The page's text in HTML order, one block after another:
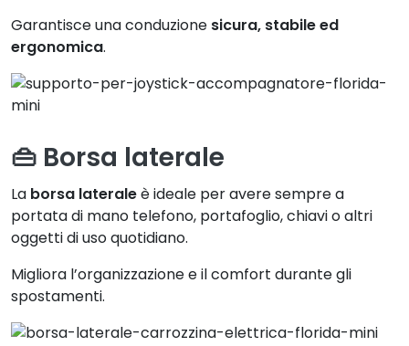
Garantisce una conduzione sicura, stabile ed
ergonomica.
👜 Borsa laterale
La borsa lateraleè ideale per avere sempre a
portata di mano telefono, portafoglio, chiavi o altri
oggetti di uso quotidiano.
Migliora l’organizzazione e il comfort durante gli
spostamenti.